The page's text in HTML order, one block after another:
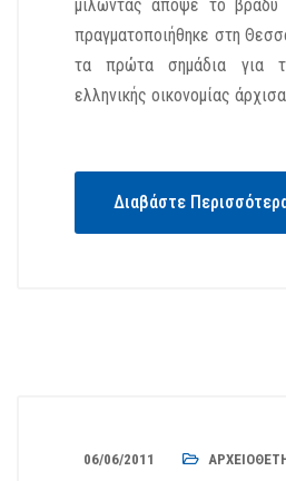
μιλώντας απόψε το
πραγματοποιήθηκε στη
τα πρώτα σημάδια για
ελληνικής οικονομίας
Διαβάστε
06/06/2011